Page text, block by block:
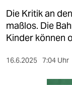
gesellschaft
kultur
Die Kritik an
maßlos. Die
Kinder können
16.6.2025 7:04 Uhr